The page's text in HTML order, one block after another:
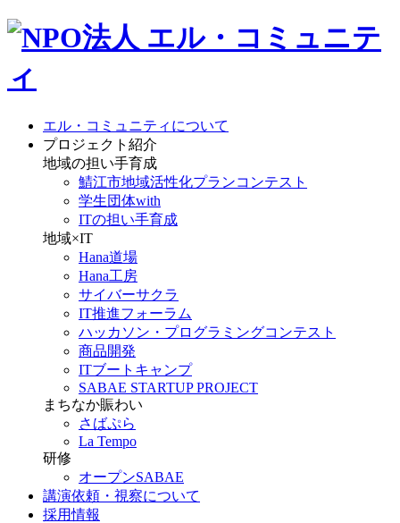
エル・コミュニティについて
プロジェクト紹介
地域の担い手育成
鯖江市地域活性化プランコンテスト
学生団体with
ITの担い手育成
地域×IT
Hana道場
Hana工房
サイバーサクラ
IT推進フォーラム
ハッカソン・プログラミングコンテスト
商品開発
ITブートキャンプ
SABAE STARTUP PROJECT
まちなか賑わい
さばぷら
La Tempo
研修
オープンSABAE
講演依頼・視察について
採用情報